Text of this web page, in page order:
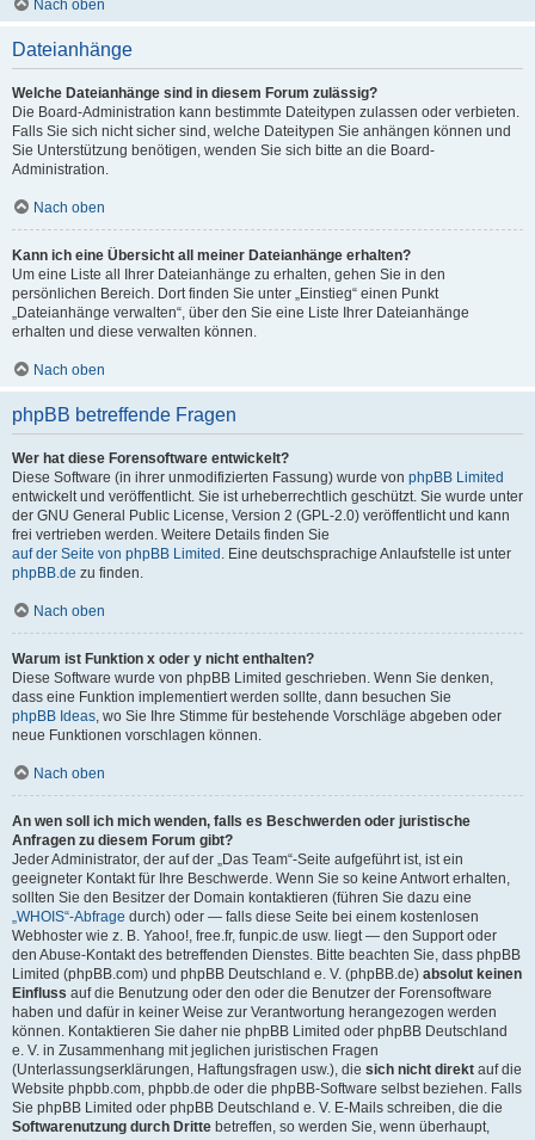
Nach oben
Dateianhänge
Welche Dateianhänge sind in diesem Forum zulässig?
Die Board-Administration kann bestimmte Dateitypen zulassen oder verbieten.
Falls Sie sich nicht sicher sind, welche Dateitypen Sie anhängen können und
Sie Unterstützung benötigen, wenden Sie sich bitte an die Board-
Administration.
Nach oben
Kann ich eine Übersicht all meiner Dateianhänge erhalten?
Um eine Liste all Ihrer Dateianhänge zu erhalten, gehen Sie in den
persönlichen Bereich. Dort finden Sie unter „Einstieg“ einen Punkt
„Dateianhänge verwalten“, über den Sie eine Liste Ihrer Dateianhänge
erhalten und diese verwalten können.
Nach oben
phpBB betreffende Fragen
Wer hat diese Forensoftware entwickelt?
Diese Software (in ihrer unmodifizierten Fassung) wurde von phpBB Limited
entwickelt und veröffentlicht. Sie ist urheberrechtlich geschützt. Sie wurde unter
der GNU General Public License, Version 2 (GPL-2.0) veröffentlicht und kann
frei vertrieben werden. Weitere Details finden Sie
auf der Seite von phpBB Limited . Eine deutschsprachige Anlaufstelle ist unter
phpBB.de zu finden.
Nach oben
Warum ist Funktion x oder y nicht enthalten?
Diese Software wurde von phpBB Limited geschrieben. Wenn Sie denken,
dass eine Funktion implementiert werden sollte, dann besuchen Sie
phpBB Ideas, wo Sie Ihre Stimme für bestehende Vorschläge abgeben oder
neue Funktionen vorschlagen können.
Nach oben
An wen soll ich mich wenden, falls es Beschwerden oder juristische
Anfragen zu diesem Forum gibt?
Jeder Administrator, der auf der „Das Team“-Seite aufgeführt ist, ist ein
geeigneter Kontakt für Ihre Beschwerde. Wenn Sie so keine Antwort erhalten,
sollten Sie den Besitzer der Domain kontaktieren (führen Sie dazu eine
„WHOIS“-Abfrage durch) oder — falls diese Seite bei einem kostenlosen
Webhoster wie z. B. Yahoo!, free.fr, funpic.de usw. liegt — den Support oder
den Abuse-Kontakt des betreffenden Dienstes. Bitte beachten Sie, dass phpBB
Limited (phpBB.com) und phpBB Deutschland e. V. (phpBB.de) absolut keinen
Einfluss auf die Benutzung oder den oder die Benutzer der Forensoftware
haben und dafür in keiner Weise zur Verantwortung herangezogen werden
können. Kontaktieren Sie daher nie phpBB Limited oder phpBB Deutschland
e. V. in Zusammenhang mit jeglichen juristischen Fragen
(Unterlassungserklärungen, Haftungsfragen usw.), die sich nicht direkt auf die
Website phpbb.com, phpbb.de oder die phpBB-Software selbst beziehen. Falls
Sie phpBB Limited oder phpBB Deutschland e. V. E-Mails schreiben, die die
Softwarenutzung durch Dritte betreffen, so werden Sie, wenn überhaupt,